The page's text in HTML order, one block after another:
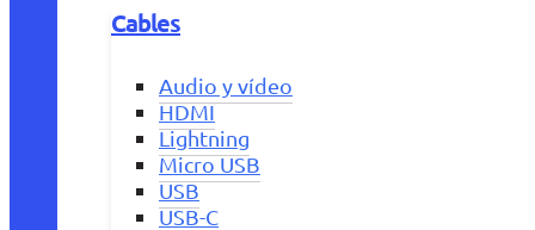
Cables
Audio y vídeo
HDMI
Lightning
Micro USB
USB
USB-C